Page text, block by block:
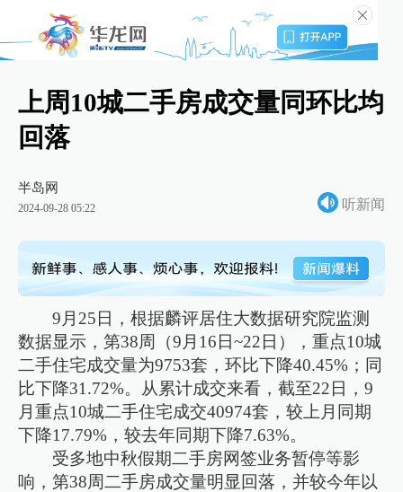
上周10城二手房成交量同环比均
回落
半岛网
2024-09-28 05:22 听新闻
9月25日，根据麟评居住大数据研究院监测
数据显示，第38周（9月16日~22日），重点10城
二手住宅成交量为9753套，环比下降40.45%；同
比下降31.72%。从累计成交来看，截至22日，9
月重点10城二手住宅成交40974套，较上月同期
下降17.79%，较去年同期下降7.63%。
受多地中秋假期二手房网签业务暂停等影
响，第38周二手房成交量明显回落，并较今年以